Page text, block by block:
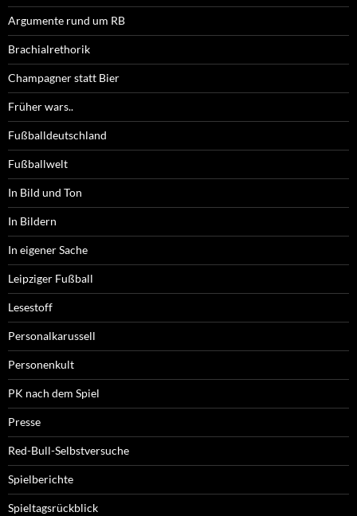
Argumente rund um RB
Brachialrethorik
Champagner statt Bier
Früher wars..
Fußballdeutschland
Fußballwelt
In Bild und Ton
In Bildern
In eigener Sache
Leipziger Fußball
Lesestoff
Personalkarussell
Personenkult
PK nach dem Spiel
Presse
Red-Bull-Selbstversuche
Spielberichte
Spieltagsrückblick